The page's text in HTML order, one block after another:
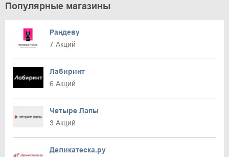
Популярные магазины
Рандеву
7 Акций
Лабиринт
6 Акций
Четыре Лапы
3 Акций
Деликатеска.ру